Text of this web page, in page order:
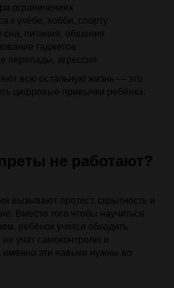
ограничениях
к учёбе, хобби, спорту
сна, питания, общения
гаджетов
перепады, агрессия
всю остальную жизнь — это
цифровые привычки ребёнка.
не работают?
вызывают протест, скрытность и
Вместо того чтобы научиться
ребёнок учится обходить
учат самоконтролю и
именно эти навыки нужны во